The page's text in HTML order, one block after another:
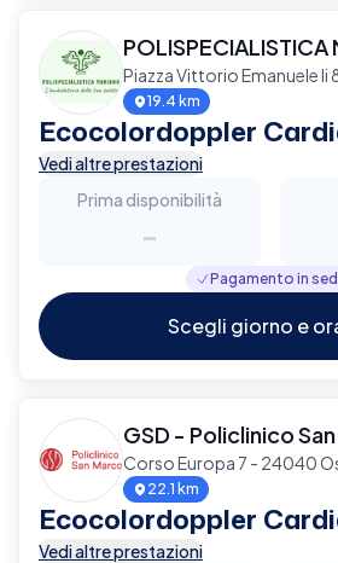
POLISPECIALISTICA
Piazza Vittorio Emanuele Ii
19.4 km
Ecocolordoppler
Vedi altre prestazioni
Prima disponibilità
-
Pagamento in
Scegli giorno e
GSD - Policlinico
Corso Europa 7 - 24040
22.1 km
Ecocolordoppler
Vedi altre prestazioni